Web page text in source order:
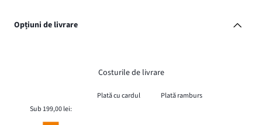
Opțiuni de livrare
Costurile de livrare
Plată cu cardul
Plată ramburs
Sub 199,00 lei: